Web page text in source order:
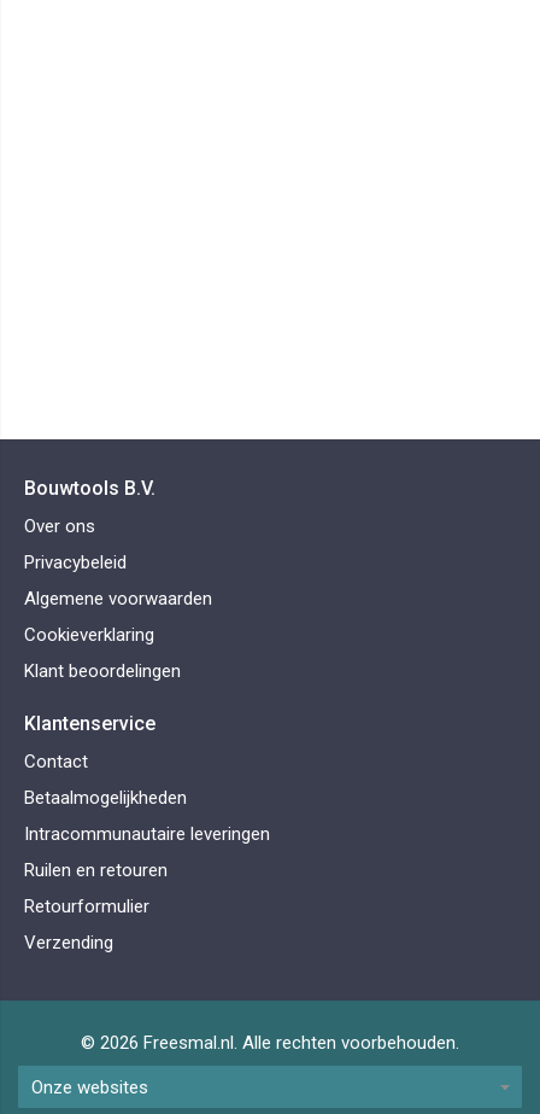
Bouwtools B.V.
Over ons
Privacybeleid
Algemene voorwaarden
Cookieverklaring
Klant beoordelingen
Klantenservice
Contact
Betaalmogelijkheden
Intracommunautaire leveringen
Ruilen en retouren
Retourformulier
Verzending
© 2026 Freesmal.nl. Alle rechten voorbehouden.